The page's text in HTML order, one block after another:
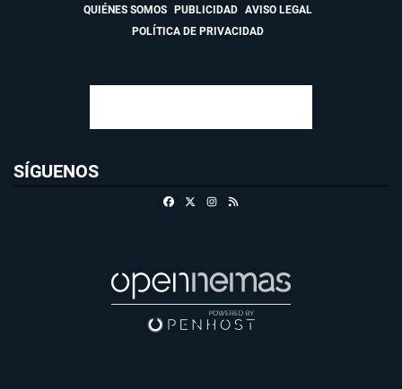
QUIÉNES SOMOS PUBLICIDAD
AVISO LEGAL
POLÍTICA DE PRIVACIDAD
SÍGUENOS
FacebookInstagram